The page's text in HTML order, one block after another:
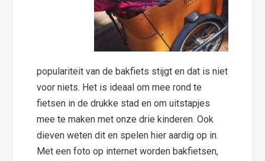
populariteit van de bakfiets stijgt en dat is niet
voor niets. Het is ideaal om mee rond te
fietsen in de drukke stad en om uitstapjes
mee te maken met onze drie kinderen. Ook
dieven weten dit en spelen hier aardig op in.
Met een foto op internet worden bakfietsen,